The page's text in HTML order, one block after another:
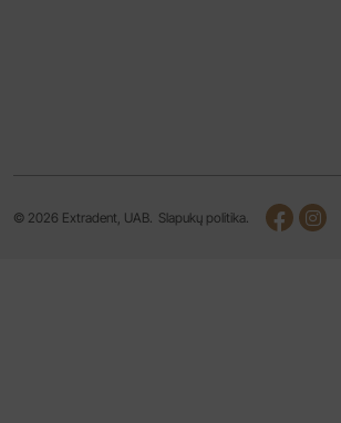
© 2026 Extradent, UAB. Slapukų politika.